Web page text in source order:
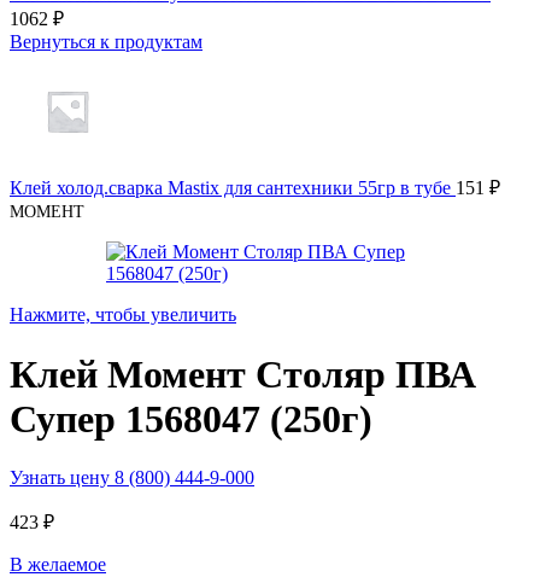
1062 ₽
Вернуться к продуктам
Клей холод.сварка Mastix для сантехники 55гр в тубе 151 ₽
MOMEHT
Нажмите, чтобы увеличить
Клей Момент Столяр ПВА
Супер 1568047 (250г)
Узнать цену 8 (800) 444-9-000
423 ₽
В желаемое